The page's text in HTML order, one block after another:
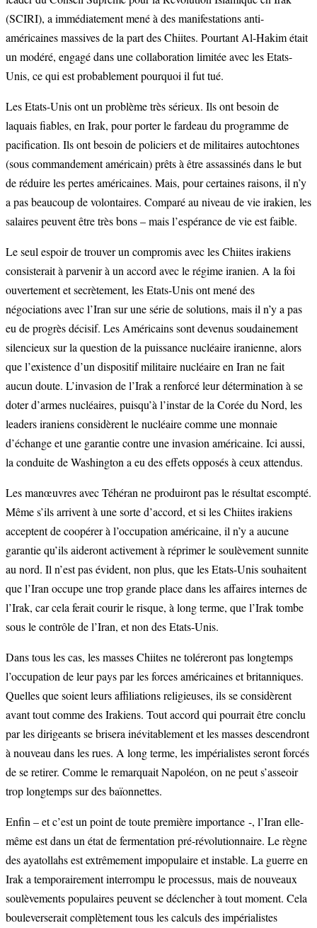
(SCIRI), a immédiatement mené à des manifestations anti-
américaines massives de la part des Chiites. Pourtant Al-Hakim était
un modéré, engagé dans une collaboration limitée avec les Etats-
Unis, ce qui est probablement pourquoi il fut tué.
Les Etats-Unis ont un problème très sérieux. Ils ont besoin de
laquais fiables, en Irak, pour porter le fardeau du programme de
pacification. Ils ont besoin de policiers et de militaires autochtones
(sous commandement américain) prêts à être assassinés dans le but
de réduire les pertes américaines. Mais, pour certaines raisons, il n’y
a pas beaucoup de volontaires. Comparé au niveau de vie irakien, les
salaires peuvent être très bons – mais l’espérance de vie est faible.
Le seul espoir de trouver un compromis avec les Chiites irakiens
consisterait à parvenir à un accord avec le régime iranien. A la foi
ouvertement et secrètement, les Etats-Unis ont mené des
négociations avec l’Iran sur une série de solutions, mais il n’y a pas
eu de progrès décisif. Les Américains sont devenus soudainement
silencieux sur la question de la puissance nucléaire iranienne, alors
que l’existence d’un dispositif militaire nucléaire en Iran ne fait
aucun doute. L’invasion de l’Irak a renforcé leur détermination à se
doter d’armes nucléaires, puisqu’à l’instar de la Corée du Nord, les
leaders iraniens considèrent le nucléaire comme une monnaie
d’échange et une garantie contre une invasion américaine. Ici aussi,
la conduite de Washington a eu des effets opposés à ceux attendus.
Les manœuvres avec Téhéran ne produiront pas le résultat escompté.
Même s’ils arrivent à une sorte d’accord, et si les Chiites irakiens
acceptent de coopérer à l’occupation américaine, il n’y a aucune
garantie qu’ils aideront activement à réprimer le soulèvement sunnite
au nord. Il n’est pas évident, non plus, que les Etats-Unis souhaitent
que l’Iran occupe une trop grande place dans les affaires internes de
l’Irak, car cela ferait courir le risque, à long terme, que l’Irak tombe
sous le contrôle de l’Iran, et non des Etats-Unis.
Dans tous les cas, les masses Chiites ne toléreront pas longtemps
l’occupation de leur pays par les forces américaines et britanniques.
Quelles que soient leurs affiliations religieuses, ils se considèrent
avant tout comme des Irakiens. Tout accord qui pourrait être conclu
par les dirigeants se brisera inévitablement et les masses descendront
à nouveau dans les rues. A long terme, les impérialistes seront forcés
de se retirer. Comme le remarquait Napoléon, on ne peut s’asseoir
trop longtemps sur des baïonnettes.
Enfin – et c’est un point de toute première importance -, l’Iran elle-
même est dans un état de fermentation pré-révolutionnaire. Le règne
des ayatollahs est extrêmement impopulaire et instable. La guerre en
Irak a temporairement interrompu le processus, mais de nouveaux
soulèvements populaires peuvent se déclencher à tout moment. Cela
bouleverserait complètement tous les calculs des impérialistes